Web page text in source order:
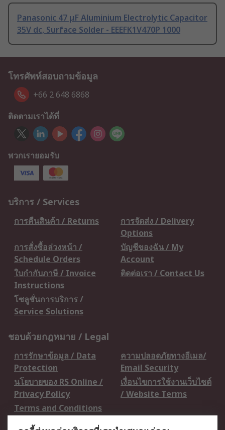
Panasonic 47 μF Aluminium Electrolytic Capacitor
35V dc, Surface Solder - EEEFK1V470P 1000
โทรศัพท์สอบถามข้อมูล
+66 2 648 6868
ติดตามเราได้ที่
พวกเรายอมรับ
บริการ / Services
การคืนสินค้า / Returns
การจัดส่ง / Delivery
Options
การสั่งซื้อล่วงหน้า /
Schedule Orders
บัญชีของฉัน / My
Account
ใบกำกับภาษี / Invoice
Instructions
ติดต่อเรา / Contact Us
โซลูชั่นการบริการ /
Service Solutions
ชอบด้วยกฎหมาย / Legal
การรักษาข้อมูล / Data
Protection
ความปลอดภัยทางอีเมล/
Email Security
นโยบายของ RS Online /
Privacy Policy
เงื่อนไขการใช้งานเว็บไซต์
/ Website Terms
Terms and Conditions